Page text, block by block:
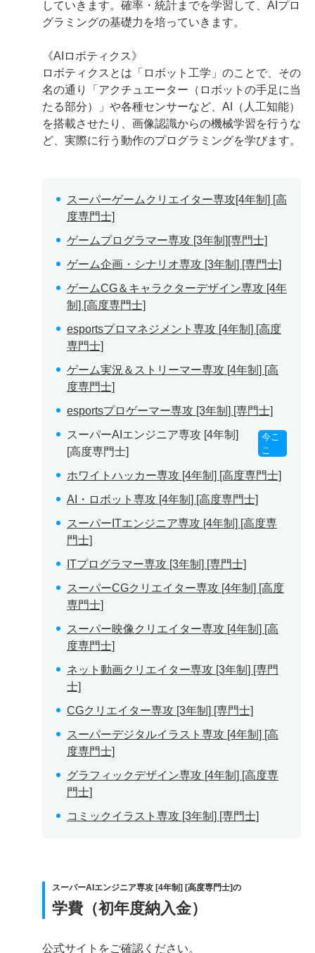
していきます。確率・統計までを学習して、AIプロ
グラミングの基礎力を培っていきます。
《AIロボティクス》
ロボティクスとは「ロボット工学」のことで、その
名の通り「アクチュエーター（ロボットの手足に当
たる部分）」や各種センサーなど、AI（人工知能）
を搭載させたり、画像認識からの機械学習を行うな
ど、実際に行う動作のプログラミングを学びます。
スーパーゲームクリエイター専攻[4年制] [高
度専門士]
ゲームプログラマー専攻 [3年制][専門士]
ゲーム企画・シナリオ専攻 [3年制] [専門士]
ゲームCG＆キャラクターデザイン専攻 [4年
制] [高度専門士]
esportsプロマネジメント専攻 [4年制] [高度
専門士]
ゲーム実況＆ストリーマー専攻 [4年制] [高
度専門士]
esportsプロゲーマー専攻 [3年制] [専門士]
スーパーAIエンジニア専攻 [4年制]
[高度専門士]
今こ
こ
ホワイトハッカー専攻 [4年制] [高度専門士]
AI・ロボット専攻 [4年制] [高度専門士]
スーパーITエンジニア専攻 [4年制] [高度専
門士]
ITプログラマー専攻 [3年制] [専門士]
スーパーCGクリエイター専攻 [4年制] [高度
専門士]
スーパー映像クリエイター専攻 [4年制] [高
度専門士]
ネット動画クリエイター専攻 [3年制] [専門
士]
CGクリエイター専攻 [3年制] [専門士]
スーパーデジタルイラスト専攻 [4年制] [高
度専門士]
グラフィックデザイン専攻 [4年制] [高度専
門士]
コミックイラスト専攻 [3年制] [専門士]
スーパーAIエンジニア専攻 [4年制] [高度専門士]の
学費（初年度納入金）
公式サイトをご確認ください。